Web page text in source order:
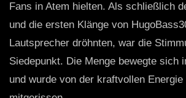
Fans in Atem hielten. Als schließlich
und die ersten Klänge von
Lautsprecher dröhnten, war die
Siedepunkt. Die Menge bewegte sich
und wurde von der kraftvollen